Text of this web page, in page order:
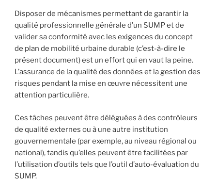
Disposer de mécanismes permettant de garantir la
qualité professionnelle générale d’un SUMP et de
valider sa conformité avec les exigences du concept
de plan de mobilité urbaine durable (c’est-à-dire le
présent document) est un effort qui en vaut la peine.
L’assurance de la qualité des données et la gestion des
risques pendant la mise en œuvre nécessitent une
attention particulière.
Ces tâches peuvent être déléguées à des contrôleurs
de qualité externes ou à une autre institution
gouvernementale (par exemple, au niveau régional ou
national), tandis qu’elles peuvent être facilitées par
l’utilisation d’outils tels que l’outil d’auto-évaluation du
SUMP.